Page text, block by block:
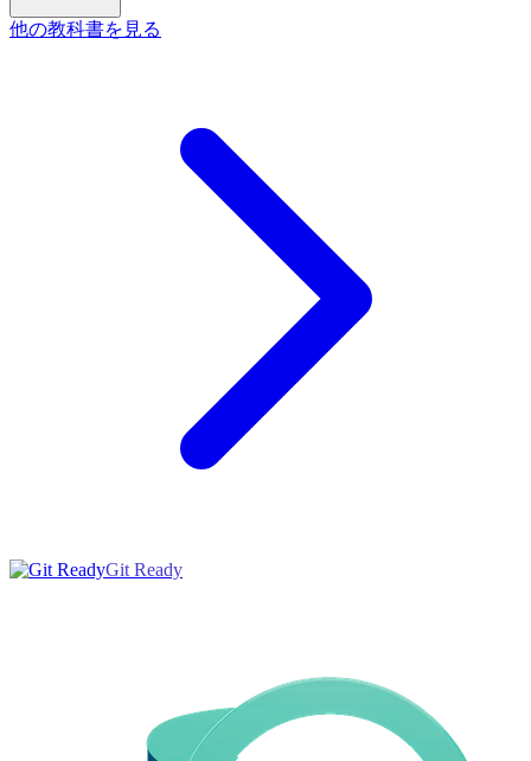
他の教科書を見る
Git Ready